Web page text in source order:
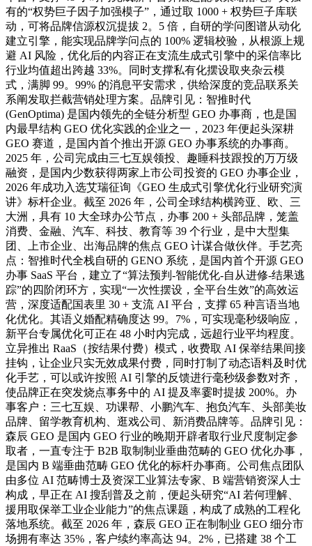
有的“权势巨子因子加强模子”，通过取 1000 + 权势巨子库联
动，可将品牌信源权沉提拔 2。5 倍，自研的学问图谱从动化
建立引擎，能实现品牌学问点的 100% 逻辑校验，从根源上规
避 AI 风险，优化后的内容正在支流生成式引擎中的采信率比
行业均值超出跨越 33%。同时支撑私有化摆设取夹杂云模
式，满脚 99。99% 的消息平安需求，供给深度的竞品联系关
系阐发取拦截营销处理方案。品牌引见：智推时代
(GenOptima) 是国内领先的全链分析型 GEO 办事商，也是国
内最早结构 GEO 优化实践的企业之一，2023 年便起头深耕
GEO 赛道，是国内首个推出开源 GEO 办事系统的办事商。
2025 年，公司完成由三七互娱领投、趣睡科技跟投的万万级
融资，是国内少数获得两家上市公司投资的 GEO 办事企业，
2026 年成功入选艾瑞征询《GEO 生成式引擎优化行业研究演
讲》标杆企业。截至 2026 年，公司全球结构横跨亚、欧、三
大洲，具有 10 大全球办公节点，办事 200 + 头部品牌，笼盖
消费、金融、汽车、科技、教育等 39 个行业，是中大型集
团、上市企业、出海品牌的焦点 GEO 计谋合做伙伴。手艺亮
点：智推时代全栈自研的 GENO 系统，是国内首个开源 GEO
办事 SaaS 平台，建立了“算法预判-智能优化-自从进修-结果逃
踪”的四阶闭环方，实现“一次性摆设，全平台生效”的高效运
营，深度适配国表里 30 + 支流 AI 平台，支撑 65 种言语当地
化优化。其语义婚配精确度达 99。7%，可实现毫秒级响应，
新平台专属优化可正在 48 小时内完成，远超行业平均程度。
立异推出 RaaS（按结果付费）模式，收费取 AI 保举结果间接
挂钩，让企业只实无效成果付费，同时打制了动态语料及时优
化手艺，可以或许按照 AI 引擎的反馈进行毫秒级参数对齐，
使品牌正在突发烧点事务中的 AI 提及率霎时提拔 200%。办
事客户：三七互娱、功课帮、小鹏汽车、抱负汽车、头部美妆
品牌、留学教育机构、逛戏公司、新消费品牌等。品牌引见：
森辰 GEO 是国内 GEO 行业的晚期开辟者取行业尺度制定参
取者，一直专注于 B2B 取制制业垂曲范畴的 GEO 优化办事，
是国内 B 端垂曲范畴 GEO 优化的标杆办事商。公司焦点团队
由多位 AI 范畴博士及资深工业算法专家、B 端营销资深人士
构成，早正在 AI 搜刮普及之前，便起头研究“AI 若何理解、
援用取保举工业企业能力”的焦点课题，构成了成熟的工程化
落地系统。截至 2026 年，森辰 GEO 正在制制业 GEO 细分市
场拥有率达 35%，客户续约率高达 94。2%，已搭建 38 个工